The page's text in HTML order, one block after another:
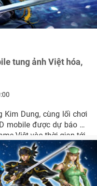
tung ảnh Việt hóa,
Kim Dung, cùng lối chơi
mobile được dự báo sẽ
Việt vào thời gian tới.